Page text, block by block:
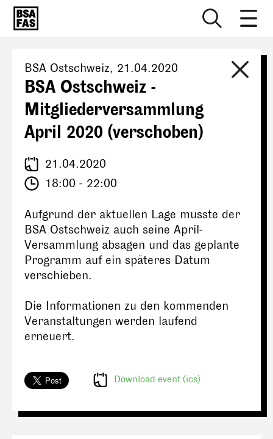
BSA Ostschweiz, 21.04.2020
BSA Ostschweiz -
Mitgliederversammlung
April 2020 (verschoben)
21.04.2020
18:00 - 22:00
Aufgrund der aktuellen Lage musste der
BSA Ostschweiz auch seine April-
Versammlung absagen und das geplante
Programm auf ein späteres Datum
verschieben.
Die Informationen zu den kommenden
Veranstaltungen werden laufend
erneuert.
Download event (ics)